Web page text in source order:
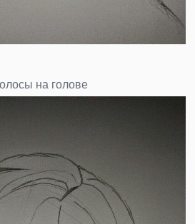
на голове